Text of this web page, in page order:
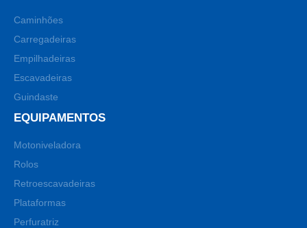
Caminhões
Carregadeiras
Empilhadeiras
Escavadeiras
Guindaste
EQUIPAMENTOS
Motoniveladora
Rolos
Retroescavadeiras
Plataformas
Perfuratriz